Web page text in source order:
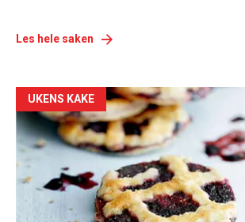
Les hele saken
Forsiden
akkurat
nå
UKENS KAKE